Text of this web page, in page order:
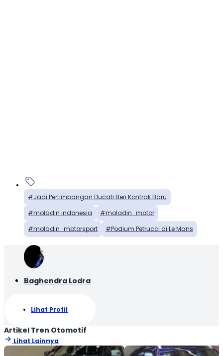
Jadi Pertimbangan Ducati Beri Kontrak Baru
moladin indonesia
moladin_motor
moladin_motorsport
Podium Petrucci di Le Mans
Baghendra Lodra
Lihat Profil
Artikel Tren Otomotif
Lihat Lainnya